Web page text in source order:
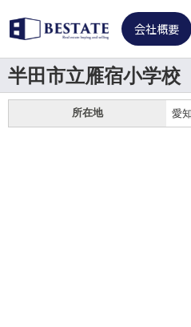
会社概要
半田市立雁宿小学校
所在地 愛